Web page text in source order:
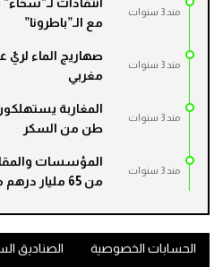
مند 3 سنوات
مع الـ”باطرونا”
مند 3 سنوات
مغربي
مند 3 سنوات
طن من السكر
مند 3 سنوات
المؤسسات
من 65 مليار درهم من ميزانية الدولة
الحسابات الخصوصية الصناديق